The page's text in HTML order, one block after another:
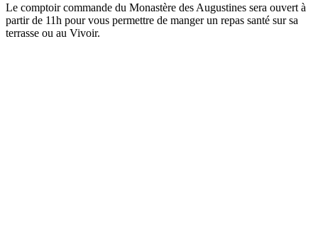
Le comptoir commande du Monastère des Augustines sera ouvert à
partir de 11h pour vous permettre de manger un repas santé sur sa
terrasse ou au Vivoir.